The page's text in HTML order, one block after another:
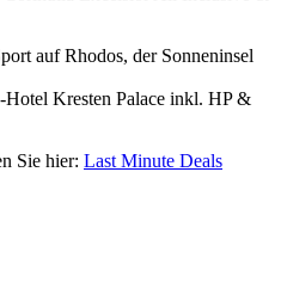
auf Rhodos, der Sonneninsel
Kresten Palace inkl. HP &
Sie hier: Last Minute Deals